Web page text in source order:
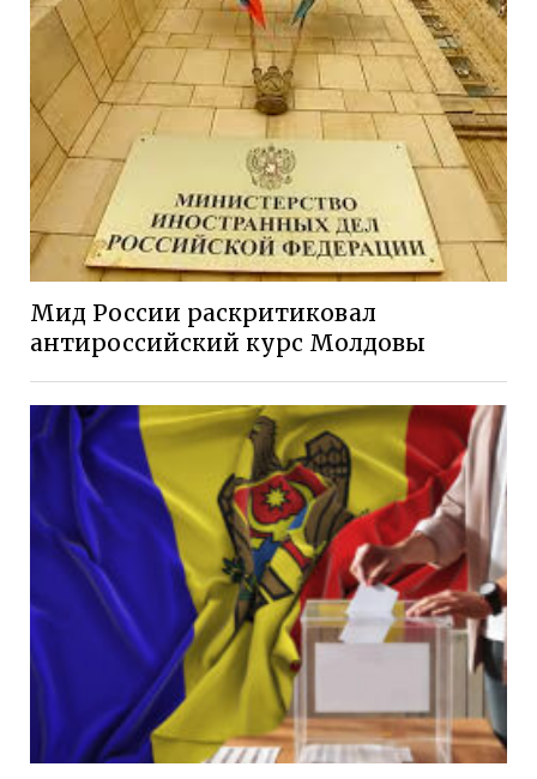
Мид России раскритиковал
антироссийский курс Молдовы